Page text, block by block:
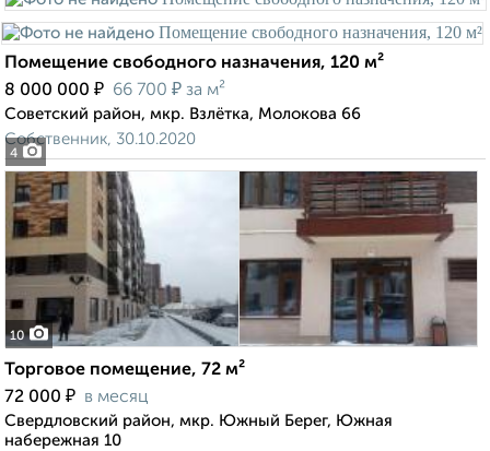
4
Помещение свободного назначения, 120 м²
8 000 000 ₽ 66 700 ₽ за м²
Советский район, мкр. Взлётка, Молокова 66
Собственник, 30.10.2020
10
Торговое помещение, 72 м²
72 000 ₽ в месяц
Свердловский район, мкр. Южный Берег, Южная
набережная 10